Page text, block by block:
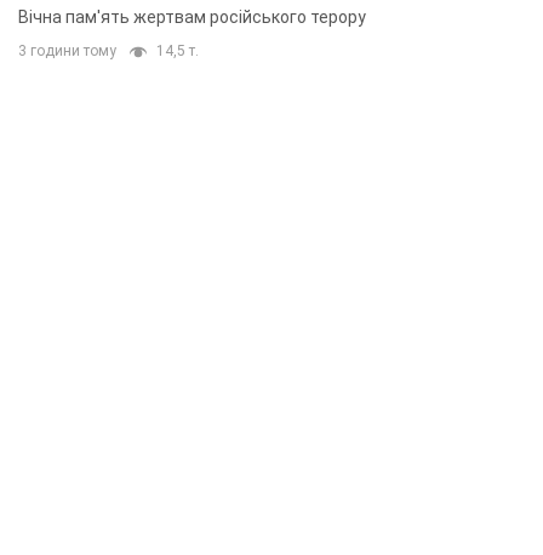
Вічна пам'ять жертвам російського терору
3 години тому 14,5 т.